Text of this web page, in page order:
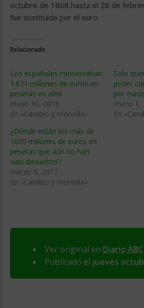
octubre de 1868 hasta el 28 de
fue sustituida por el euro.
Relacionado
Los españoles conservaban
1.631 millones de euros en
pesetas en abril
mayo 30, 2018
En «Cambio y moneda»
Solo
poder
por
enero 1,
En
¿Dónde están los más de
1600 millones de euros en
pesetas que aún no han
sido devueltos?
marzo 5, 2017
En «Cambio y moneda»
Ver original en Diario ABC
Publicado el jueves